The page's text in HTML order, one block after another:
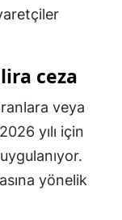
ceza
veya
yılı için
yönelik